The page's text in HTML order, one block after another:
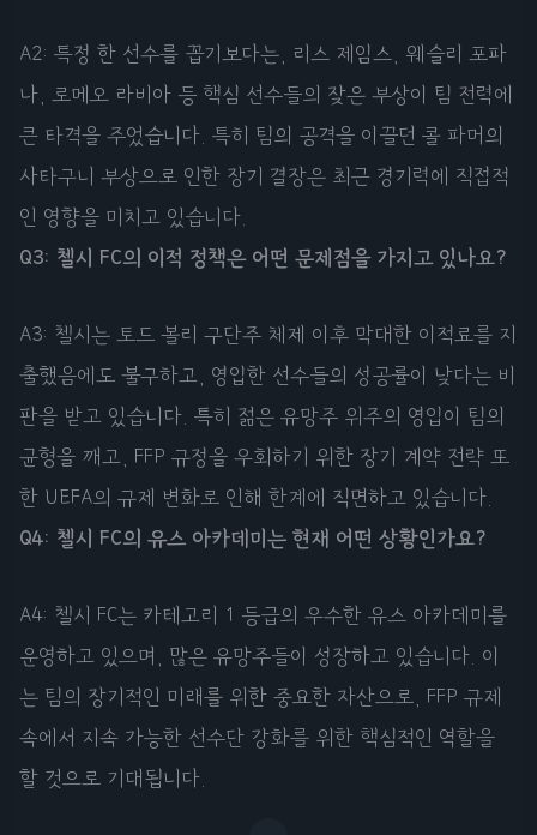
A2: 특정 한 선수를 꼽기보다는, 리스 제임스, 웨슬리 포파
나, 로메오 라비아 등 핵심 선수들의 잦은 부상이 팀 전력에
큰 타격을 주었습니다. 특히 팀의 공격을 이끌던 콜 파머의
사타구니 부상으로 인한 장기 결장은 최근 경기력에 직접적
인 영향을 미치고 있습니다.
Q3: 첼시 FC의 이적 정책은 어떤 문제점을 가지고 있나요?
A3: 첼시는 토드 볼리 구단주 체제 이후 막대한 이적료를 지
출했음에도 불구하고, 영입한 선수들의 성공률이 낮다는 비
판을 받고 있습니다. 특히 젊은 유망주 위주의 영입이 팀의
균형을 깨고, FFP 규정을 우회하기 위한 장기 계약 전략 또
한 UEFA의 규제 변화로 인해 한계에 직면하고 있습니다.
Q4: 첼시 FC의 유스 아카데미는 현재 어떤 상황인가요?
A4: 첼시 FC는 카테고리 1 등급의 우수한 유스 아카데미를
운영하고 있으며, 많은 유망주들이 성장하고 있습니다. 이
는 팀의 장기적인 미래를 위한 중요한 자산으로, FFP 규제
속에서 지속 가능한 선수단 강화를 위한 핵심적인 역할을
할 것으로 기대됩니다.